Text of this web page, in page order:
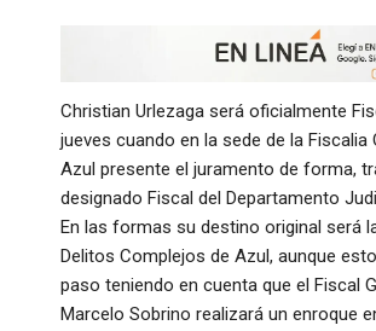
Christian Urlezaga será oficialmente
jueves cuando en la sede de la Fiscalia
Azul presente el juramento de forma,
designado Fiscal del Departamento
En las formas su destino original será
Delitos Complejos de Azul, aunque
paso teniendo en cuenta que el Fiscal
Marcelo Sobrino realizará un enroque